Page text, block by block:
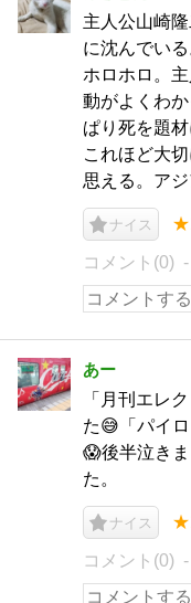
主人公山崎
に沈んでい
ホロホロ。
動がよくわ
ぱり死を題
これほど大
思える。ア
ナイス
コメント(0)
あー
「月刊エレ
た😅「パイ
😱後半泣き
た。
ナイス
コメント(0)